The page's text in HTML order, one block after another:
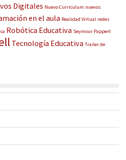
Digitales Nuevo Curriculum nuevos
en el aula Realidad Virtual redes
Robótica Educativa Seymour Pappert
Tecnología Educativa Trailer de